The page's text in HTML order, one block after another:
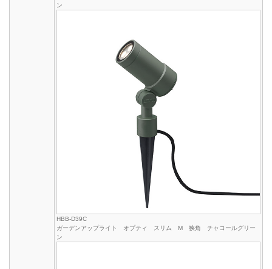
ン
HBB-D39C
ガーデンアップライト オプティ スリム M 狭角 チャコールグリー
ン